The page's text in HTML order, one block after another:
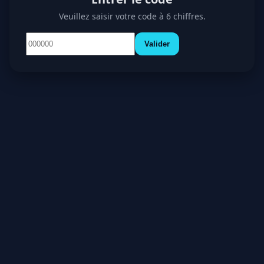
Veuillez saisir votre code à 6 chiffres.
Valider